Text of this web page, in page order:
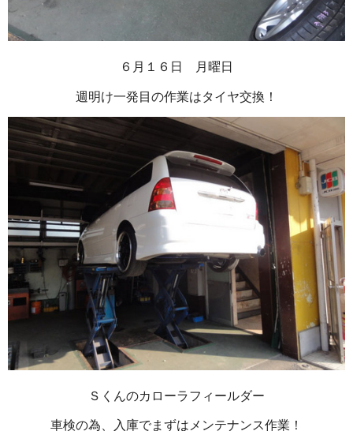
６月１６日 月曜日
週明け一発目の作業はタイヤ交換！
Ｓくんのカローラフィールダー
車検の為、入庫でまずはメンテナンス作業！